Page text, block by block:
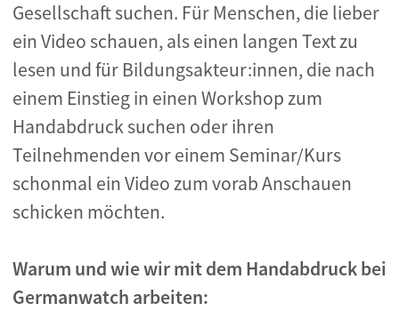
Gesellschaft suchen. Für Menschen, die lieber
ein Video schauen, als einen langen Text zu
lesen und für Bildungsakteur:innen, die nach
einem Einstieg in einen Workshop zum
Handabdruck suchen oder ihren
Teilnehmenden vor einem Seminar/Kurs
schonmal ein Video zum vorab Anschauen
schicken möchten.
Warum und wie wir mit dem Handabdruck bei
Germanwatch arbeiten: